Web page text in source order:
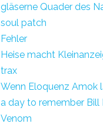
gläserne Quader des
soul patch
Fehler
Heise macht
trax
Wenn Eloquenz Amok
a day to remember Bill
Venom